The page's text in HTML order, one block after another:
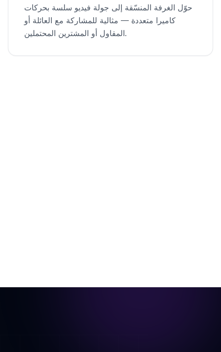
حوّل الغرفة المنسّقة إلى جولة فيديو سلسة بحركات
كاميرا متعددة — مثالية للمشاركة مع العائلة أو
المقاول أو المشترين المحتملين.